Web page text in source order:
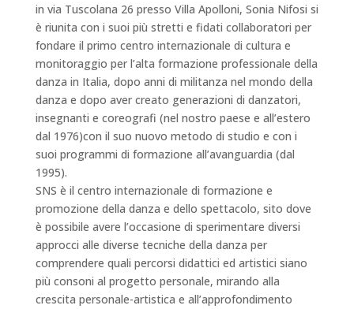
in via Tuscolana 26 presso Villa Apolloni, Sonia Nifosi si
è riunita con i suoi più stretti e fidati collaboratori per
fondare il primo centro internazionale di cultura e
monitoraggio per l’alta formazione professionale della
danza in Italia, dopo anni di militanza nel mondo della
danza e dopo aver creato generazioni di danzatori,
insegnanti e coreografi (nel nostro paese e all’estero
dal 1976)con il suo nuovo metodo di studio e con i
suoi programmi di formazione all’avanguardia (dal
1995).
SNS è il centro internazionale di formazione e
promozione della danza e dello spettacolo, sito dove
è possibile avere l’occasione di sperimentare diversi
approcci alle diverse tecniche della danza per
comprendere quali percorsi didattici ed artistici siano
più consoni al progetto personale, mirando alla
crescita personale-artistica e all’approfondimento